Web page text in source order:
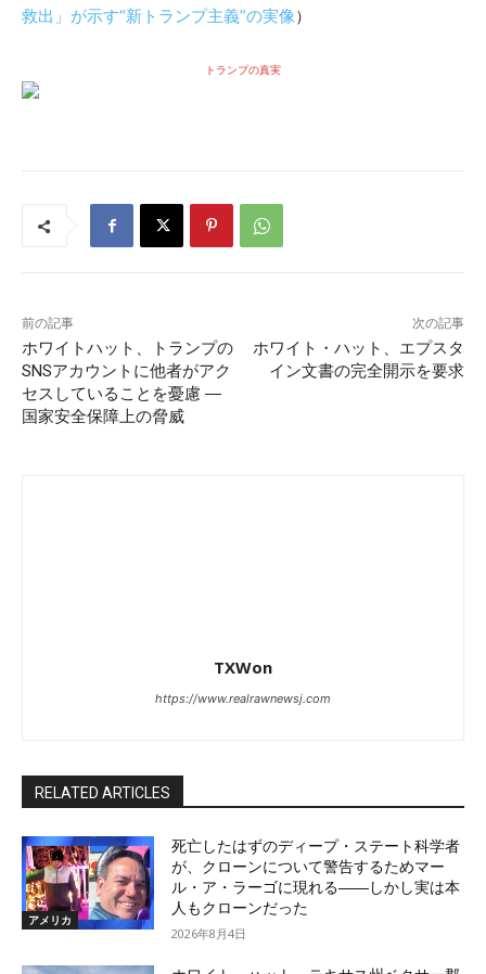
救出」が示す“新トランプ主義”の実像）
トランプの真実
前の記事
ホワイトハット、トランプの
SNSアカウントに他者がアク
セスしていることを憂慮 ―
国家安全保障上の脅威
次の記事
ホワイト・ハット、エプスタ
イン文書の完全開示を要求
TXWon
https://www.realrawnewsj.com
RELATED ARTICLES
アメリカ
死亡したはずのディープ・ステート科学者
が、クローンについて警告するためマー
ル・ア・ラーゴに現れる――しかし実は本
人もクローンだった
2026年8月4日